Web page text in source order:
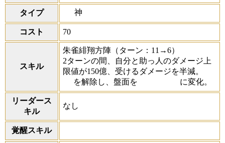
タイプ 神
コスト 70
スキル
朱雀緋翔方陣 （ターン：11→6）
2ターンの間、自分と助っ人のダメージ上
限値が150億、受けるダメージを半減。
を解除し、盤面を
に変化。
リーダース
キル
なし
覚醒スキル